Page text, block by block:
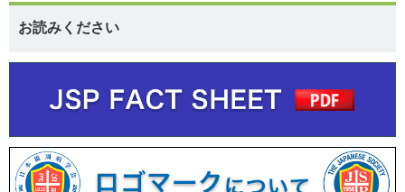
お読みください